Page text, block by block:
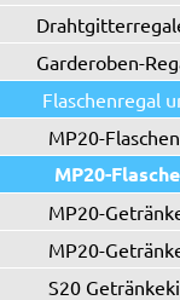
Garderoben-
Flaschenregal
MP20-
MP20-
MP20-
MP20-
S20